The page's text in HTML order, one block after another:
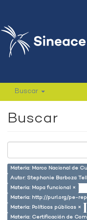
Buscar
Buscar
Materia: Marco Nacional de
Autor: Stephanie Barboza
Materia: Mapa funcional ×
Materia: http://purl.org/pe-
Materia: Políticas públicas ×
Materia: Certificación de